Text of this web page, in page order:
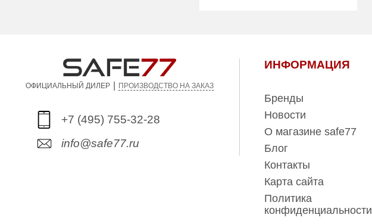
Производитель: ПРОМЕТ 1 год
Производитель:
ОФИЦИАЛЬНЫЙ ДИЛЕР | ПРОИЗВОДСТВО НА ЗАКАЗ
+7 (495) 755-32-28
info@safe77.ru
ИНФОРМАЦИЯ
Бренды
Новости
О магазине safe77
Блог
Контакты
Карта сайта
Политика
конфиденциальности